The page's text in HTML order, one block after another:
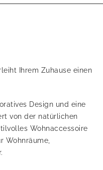
Ihrem Zuhause einen
Design und eine
von der natürlichen
Wohnaccessoire
Wohnräume,